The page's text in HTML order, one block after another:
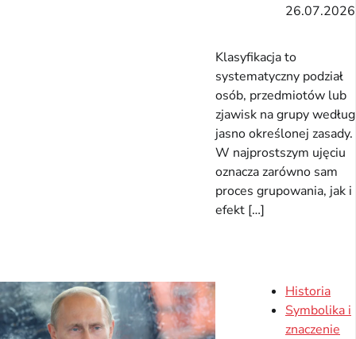
26.07.2026
Klasyfikacja to
systematyczny podział
osób, przedmiotów lub
zjawisk na grupy według
jasno określonej zasady.
W najprostszym ujęciu
oznacza zarówno sam
proces grupowania, jak i
efekt […]
Historia
Symbolika i
znaczenie